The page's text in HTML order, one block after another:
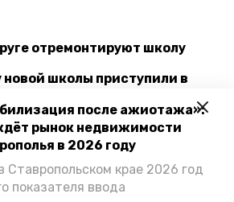
после ажиотажа»:
рынок недвижимости
в 2026 году
Ставропольском крае 2026 год
показателя ввода
отремонтируют школу
новой школы приступили в
округа возведут новую